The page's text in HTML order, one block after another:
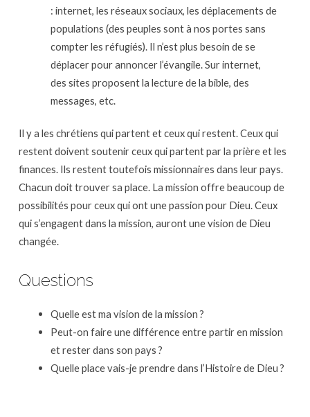
: internet, les réseauxsociaux, les déplacements de
populations (des peuples sont à nos portes sans
compter les réfugiés). Il n’est plus besoin de se
déplacer pour annoncer l’évangile. Sur internet,
des sites proposent la lecture de la bible, des
messages, etc.
Il y a les chrétiens qui partent et ceux qui restent. Ceux qui
restent doivent soutenir ceux qui partent par la prière et les
finances. Ils restent toutefois missionnaires dans leur pays.
Chacun doit trouver sa place. La mission offre beaucoup de
possibilités pour ceux qui ont une passion pour Dieu. Ceux
qui s’engagent dans la mission, auront une vision de Dieu
changée.
Questions
Quelle est ma vision de la mission ?
Peut-on faire une différence entre partir en mission
et rester dans son pays ?
Quelle place vais-je prendre dans l’Histoire de Dieu ?